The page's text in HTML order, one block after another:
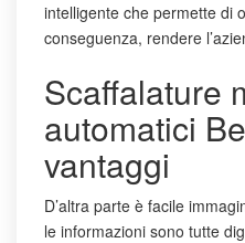
intelligente che permette di
conseguenza, rendere
Scaffalature
automatici
vantaggi
D’altra parte è facile
le informazioni sono tutte